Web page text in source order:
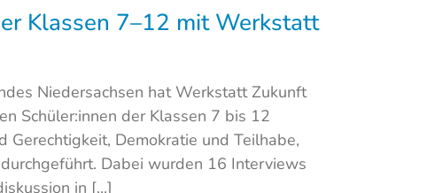
Klassen 7–12 mit Werkstatt
Niedersachsen hat Werkstatt Zukunft
Schüler:innen der Klassen 7 bis 12
Gerechtigkeit, Demokratie und Teilhabe,
Dabei wurden 16 Interviews
in [...]